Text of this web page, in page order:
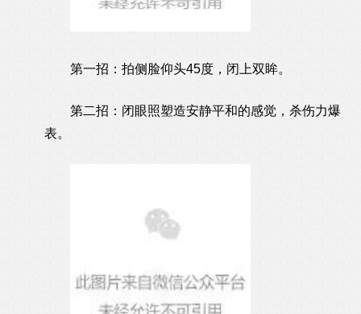
第一招：拍侧脸仰头45度，闭上双眸。
第二招：闭眼照塑造安静平和的感觉，杀伤力爆
表。